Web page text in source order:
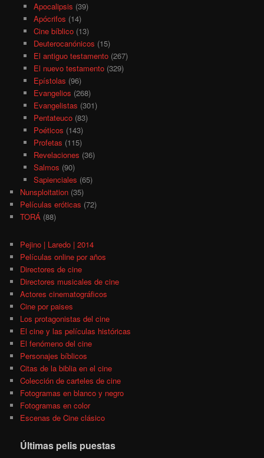
Apocalipsis (39)
Apócrifos (14)
Cine bíblico(13)
Deuterocanónicos (15)
El antiguo testamento(267)
El nuevo testamento(329)
Epístolas (96)
Evangelios (268)
Evangelistas (301)
Pentateuco(83)
Poéticos (143)
Profetas (115)
Revelaciones (36)
Salmos (90)
Sapienciales (65)
Nunsploitation (35)
Películas eróticas (72)
TORÁ (88)
Pejino | Laredo | 2014
Películas online por años
Directores de cine
Directores musicales de cine
Actores cinematográficos
Cine por paises
Los protagonistas del cine
El cine y las películas históricas
El fenómeno del cine
Personajes bíblicos
Citas de la biblia en el cine
Colección de carteles de cine
Fotogramas en blanco y negro
Fotogramas en color
Escenas de Cine clásico
Últimas pelis puestas